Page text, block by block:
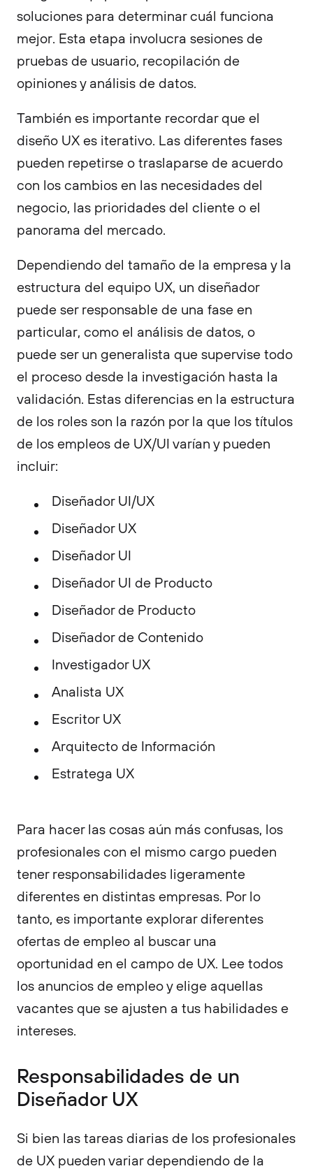
soluciones para determinar cuál funciona
mejor. Esta etapa involucra sesiones de
pruebas de usuario, recopilación de
opiniones y análisis de datos.
También es importante recordar que el
diseño UX es iterativo. Las diferentes fases
pueden repetirse o traslaparse de acuerdo
con los cambios en las necesidades del
negocio, las prioridades del cliente o el
panorama del mercado.
Dependiendo del tamaño de la empresa y la
estructura del equipo UX, un diseñador
puede ser responsable de una fase en
particular, como el análisis de datos, o
puede ser un generalista que supervise todo
el proceso desde la investigación hasta la
validación. Estas diferencias en la estructura
de los roles son la razón por la que los títulos
de los empleos de UX/UI varían y pueden
incluir:
Diseñador UI/UX
Diseñador UX
Diseñador UI
Diseñador UI de Producto
Diseñador de Producto
Diseñador de Contenido
Investigador UX
Analista UX
Escritor UX
Arquitecto de Información
Estratega UX
Para hacer las cosas aún más confusas, los
profesionales con el mismo cargo pueden
tener responsabilidades ligeramente
diferentes en distintas empresas. Por lo
tanto, es importante explorar diferentes
ofertas de empleo al buscar una
oportunidad en el campo de UX. Lee todos
los anuncios de empleo y elige aquellas
vacantes que se ajusten a tus habilidades e
intereses.
Responsabilidades de un
Diseñador UX
Si bien las tareas diarias de los profesionales
de UX pueden variar dependiendo de la